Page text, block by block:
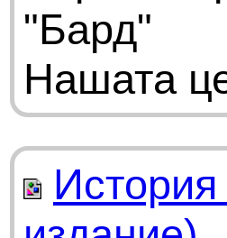
"Бард"
Нашата